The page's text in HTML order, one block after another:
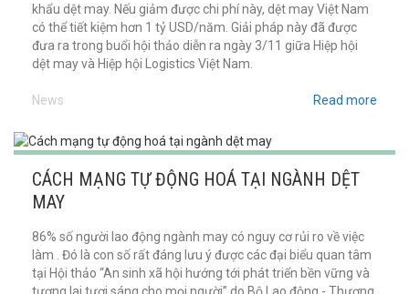
khẩu dệt may. Nếu giảm được chi phí này, dệt may Việt Nam
có thể tiết kiệm hơn 1 tỷ USD/năm. Giải pháp này đã được
đưa ra trong buổi hội thảo diễn ra ngày 3/11 giữa Hiệp hội
dệt may và Hiệp hội Logistics Việt Nam.
News Read more
CÁCH MẠNG TỰ ĐỘNG HOÁ TẠI NGÀNH DỆT
MAY
86% số người lao động ngành may có nguy cơ rủi ro về việc
làm . Đó là con số rất đáng lưu ý được các đại biểu quan tâm
tại Hội thảo “An sinh xã hội hướng tới phát triển bền vững và